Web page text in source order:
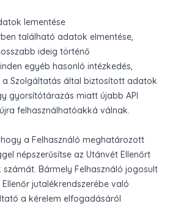
lementése
található adatok elmentése,
ideig történő
egyéb hasonló intézkedés,
a Szolgáltatás által biztosított adatok
gyorsítótárazás miatt újabb API
felhasználhatóakká válnak.
a Felhasználó meghatározott
népszerűsítse az Utánvét Ellenőrt
Bármely Felhasználó jogosult
jutalékrendszerébe való
a kérelem elfogadásáról